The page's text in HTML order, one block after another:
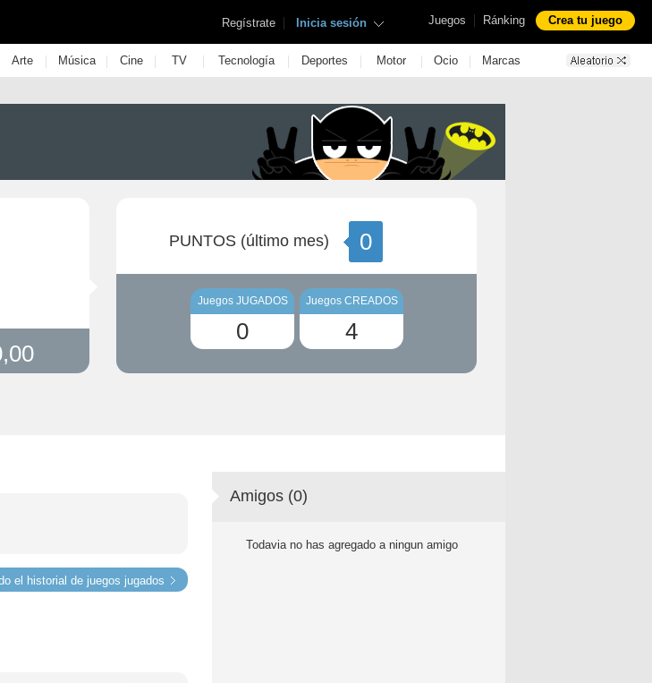
Juegos | Ránking Crea tu juego
Regístrate | Inicia sesión
Arte | Música | Cine | TV | Tecnología | Deportes | Motor | Ocio | Marcas
PUNTOS (último mes) 0
Juegos JUGADOS
0
Juegos CREADOS
4
el historial de juegos jugados
Amigos (0)
Todavia no has agregado a ningun amigo